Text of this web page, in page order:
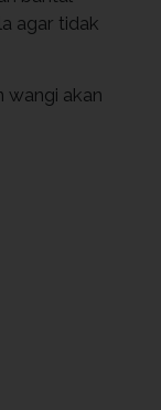
agar tidak
wangi akan